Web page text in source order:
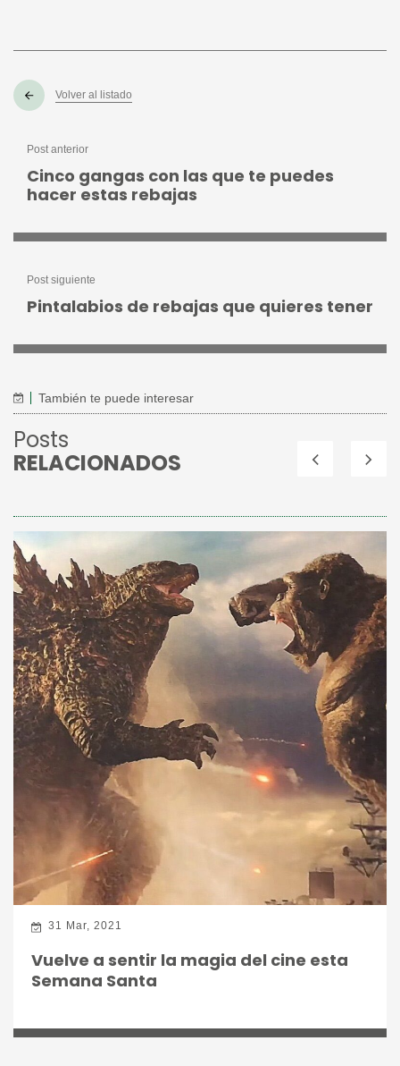
Volver al listado
Post anterior
Cinco gangas con las que te puedes
hacer estas rebajas
Post siguiente
Pintalabios de rebajas que quieres tener
También te puede interesar
Posts
RELACIONADOS
31 Mar, 2021
Vuelve a sentir la magia del cine esta
Semana Santa